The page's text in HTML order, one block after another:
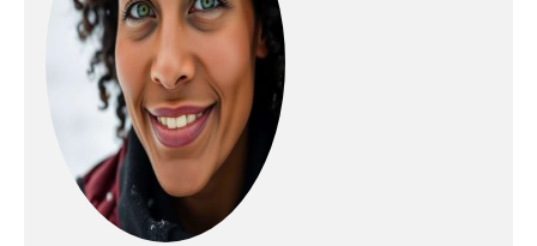
// Imperméabilité 20 000 mm /
Respirabilité 20 000 g/m² //
Coutures thermosoudées //
Fermetures éclair hydrofuges
Fermeture à la taille en métal //
Taille réglable // Ventilation à
l'entrejambe doublée en maille //
Interface de veste à boucle
pression // Patch renforcé au